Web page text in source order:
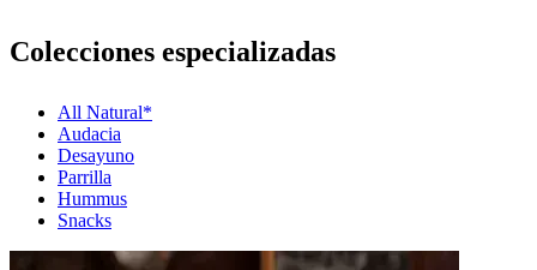
Colecciones especializadas
All Natural*
Audacia
Desayuno
Parrilla
Hummus
Snacks